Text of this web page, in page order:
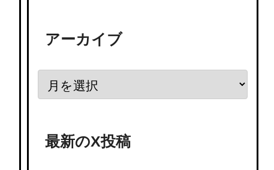
アーカイブ
最新のX投稿